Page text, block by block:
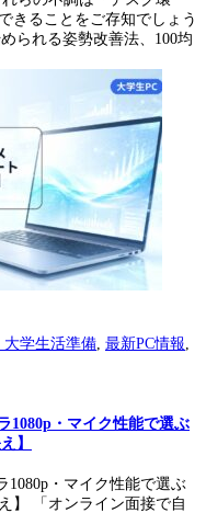
きることをご存知でしょう
られる姿勢改善法、100均
大学生活準備, 最新PC情報,
1080p・マイク性能で選ぶ
】
1080p・マイク性能で選ぶ
】 「オンライン面接で自